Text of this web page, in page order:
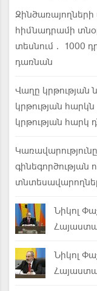
հիմնադրամի
տեսնում․ 1000
դառնան
Վաղը կրթության
կրթության հարկն
կրթության հարկ
գինեգործության
Նիկոլ
Նիկոլ